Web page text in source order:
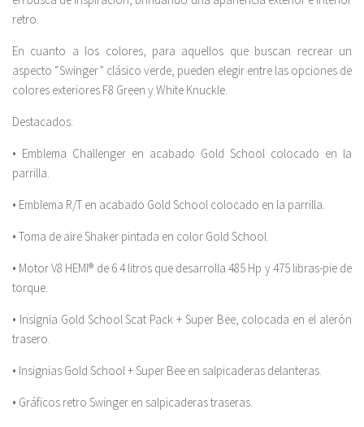
retro.
En cuanto a los colores, para aquellos que buscan recrear un
aspecto “Swinger” clásico verde, pueden elegir entre las opciones de
colores exteriores F8 Green y White Knuckle.
Destacados:
• Emblema Challenger en acabado Gold School colocado en la
parrilla.
• Emblema R/T en acabado Gold School colocado en la parrilla.
• Toma de aire Shaker pintada en color Gold School.
• Motor V8 HEMI® de 6.4 litros que desarrolla 485 Hp y 475 libras-pie de
torque.
• Insignia Gold School Scat Pack + Super Bee, colocada en el alerón
trasero.
• Insignias Gold School + Super Bee en salpicaderas delanteras.
• Gráficos retro Swinger en salpicaderas traseras.